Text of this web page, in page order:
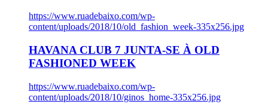
https://www.ruadebaixo.com/wp-
content/uploads/2018/10/old_fashion_week-335x256.jpg
HAVANA CLUB 7 JUNTA-SE À OLD
FASHIONED WEEK
https://www.ruadebaixo.com/wp-
content/uploads/2018/10/ginos_home-335x256.jpg